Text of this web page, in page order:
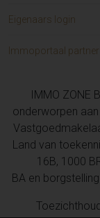
Eigenaars login
Immoportaal partner
IMMO ZONE
onderworpen
Land van
16B, 1000
BA en